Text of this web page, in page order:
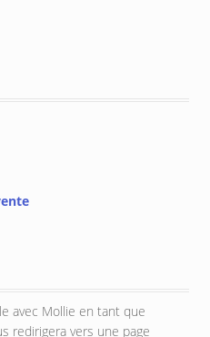
avec Mollie en tant que
redirigera vers une page